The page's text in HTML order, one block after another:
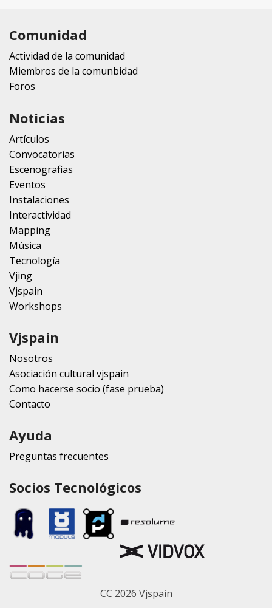
Comunidad
Actividad de la comunidad
Miembros de la comunbidad
Foros
Noticias
Artículos
Convocatorias
Escenografias
Eventos
Instalaciones
Interactividad
Mapping
Música
Tecnología
Vjing
Vjspain
Workshops
Vjspain
Nosotros
Asociación cultural vjspain
Como hacerse socio (fase prueba)
Contacto
Ayuda
Preguntas frecuentes
Socios Tecnológicos
CC 2026 Vjspain